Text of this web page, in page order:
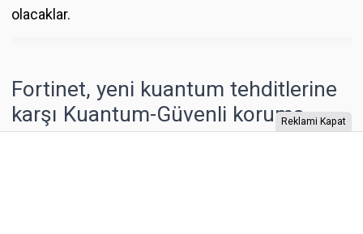
olacaklar.
Fortinet, yeni kuantum tehditlerine
karşı Kuantum-Güvenli koruma
geliştiriyor
Reklami Kapat